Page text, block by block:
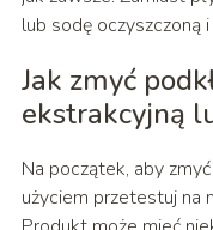
lub sodę oczyszczoną
Jak zmyć
ekstrakcyjną
Na początek, aby
użyciem przetestuj na